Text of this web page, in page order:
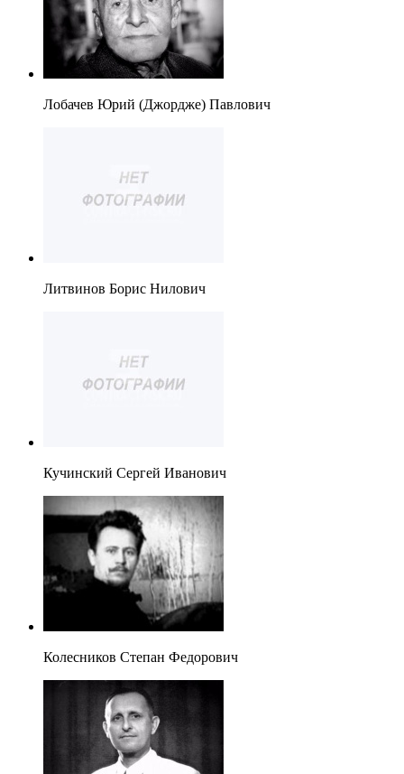
Лобачев Юрий (Джордже) Павлович
Литвинов Борис Нилович
Кучинский Сергей Иванович
Колесников Степан Федорович